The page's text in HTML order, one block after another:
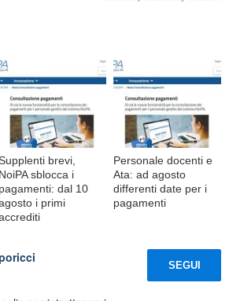
brevi,
NoiPA sblocca i
pagamenti: dal 10
i primi
Personale docenti e
Ata: ad agosto
differenti date per i
pagamenti
SEGUI